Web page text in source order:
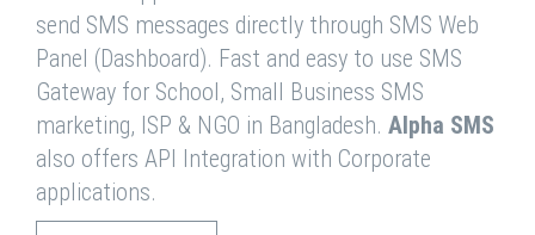
send SMS messages directly through SMS Web
Panel (Dashboard). Fast and easy to use SMS
Gateway for School, Small Business SMS
marketing, ISP & NGO in Bangladesh. Alpha SMS
also offers API Integration with Corporate
applications.